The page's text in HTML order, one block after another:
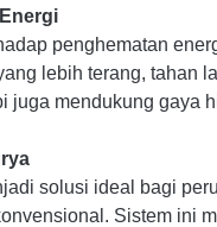
penghematan
lebih terang, tahan
juga mendukung gaya
solusi ideal bagi
Sistem ini